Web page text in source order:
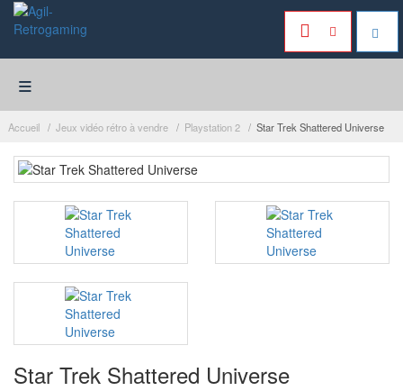
≡
Accueil Jeux vidéo rétro à vendre Playstation 2 Star Trek Shattered Universe
Star Trek Shattered Universe